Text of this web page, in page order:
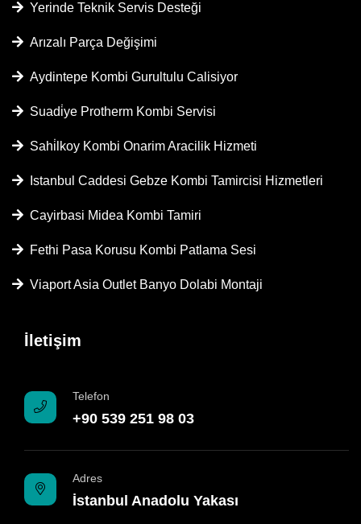
Yerinde Teknik Servis Desteği
Arızalı Parça Değişimi
Aydintepe Kombi Gurultulu Calisiyor
Suadi̇ye Protherm Kombi Servisi
Sahi̇lkoy Kombi Onarim Aracilik Hizmeti
Istanbul Caddesi Gebze Kombi Tamircisi Hizmetleri
Cayirbasi Midea Kombi Tamiri
Fethi Pasa Korusu Kombi Patlama Sesi
Viaport Asia Outlet Banyo Dolabi Montaji
İletişim
Telefon
+90 539 251 98 03
Adres
İstanbul Anadolu Yakası